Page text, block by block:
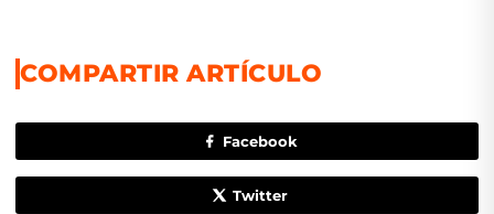
COMPARTIR ARTÍCULO
Facebook
Twitter